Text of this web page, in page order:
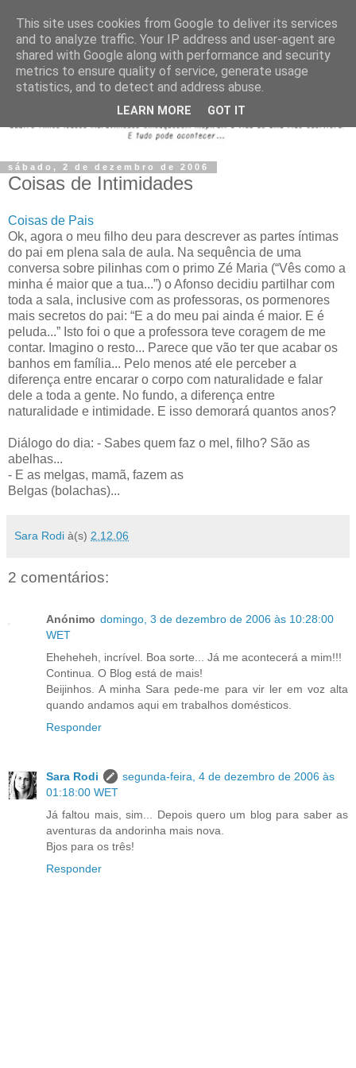
sábado, 2 de dezembro de 2006
Coisas de Intimidades
Coisas de Pais
Ok, agora o meu filho deu para descrever as partes íntimas
do pai em plena sala de aula. Na sequência de uma
conversa sobre pilinhas com o primo Zé Maria (“Vês como a
minha é maior que a tua...”) o Afonso decidiu partilhar com
toda a sala, inclusive com as professoras, os pormenores
mais secretos do pai: “E a do meu pai ainda é maior. E é
peluda...” Isto foi o que a professora teve coragem de me
contar. Imagino o resto... Parece que vão ter que acabar os
banhos em família... Pelo menos até ele perceber a
diferença entre encarar o corpo com naturalidade e falar
dele a toda a gente. No fundo, a diferença entre
naturalidade e intimidade. E isso demorará quantos anos?
Diálogo do dia: - Sabes quem faz o mel, filho? São as
abelhas...
- E as melgas, mamã, fazem as
Belgas (bolachas)...
Sara Rodi à(s) 2.12.06
2 comentários:
Anónimo domingo, 3 de dezembro de 2006 às 10:28:00
WET
Eheheheh, incrível. Boa sorte... Já me acontecerá a mim!!!
Continua. O Blog está de mais!
Beijinhos. A minha Sara pede-me para vir ler em voz alta
quando andamos aqui em trabalhos domésticos.
Responder
Sara Rodi
segunda-feira, 4 de dezembro de 2006 às
01:18:00 WET
Já faltou mais, sim... Depois quero um blog para saber as
aventuras da andorinha mais nova.
Bjos para os três!
Responder
This site uses cookies from Google to deliver its services
and to analyze traffic. Your IP address and user-agent are
shared with Google along with performance and security
metrics to ensure quality of service, generate usage
statistics, and to detect and address abuse.
LEARN MORE GOT IT